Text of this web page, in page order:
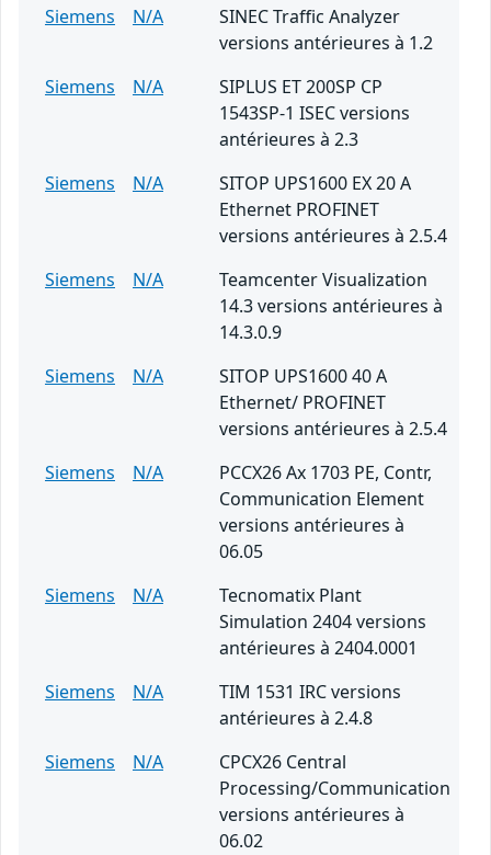
Siemens N/A
SINEC Traffic Analyzer
versions antérieures à 1.2
Siemens
N/A
SIPLUS ET 200SP CP
1543SP-1 ISEC versions
antérieures à 2.3
Siemens
N/A
SITOP UPS1600 EX 20 A
Ethernet PROFINET
versions antérieures à 2.5.4
Siemens
N/A
Teamcenter Visualization
14.3 versions antérieures à
14.3.0.9
Siemens
N/A
SITOP UPS1600 40 A
Ethernet/ PROFINET
versions antérieures à 2.5.4
Siemens
N/A
PCCX26 Ax 1703 PE, Contr,
Communication Element
versions antérieures à
06.05
Siemens
N/A
Tecnomatix Plant
Simulation 2404 versions
antérieures à 2404.0001
Siemens
N/A
TIM 1531 IRC versions
antérieures à 2.4.8
Siemens
N/A
CPCX26 Central
Processing/Communication
versions antérieures à
06.02